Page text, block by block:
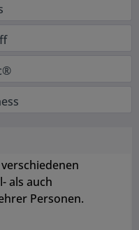
als auch
Personen.